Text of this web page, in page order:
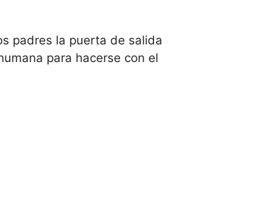
padres la puerta de salida
para hacerse con el